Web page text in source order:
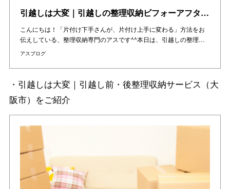
引越しは大変｜引越しの整理収納ビフォーアフター（東京都の現場レポート）をご紹介
こんにちは！「片付け下手さんが、片付け上手に変わる」方法をお
伝えしている、整理収納専門のアスです^^本日は、引越しの整理…
アスブログ
・引越しは大変｜引越し前・後整理収納サービス（大
阪市）をご紹介